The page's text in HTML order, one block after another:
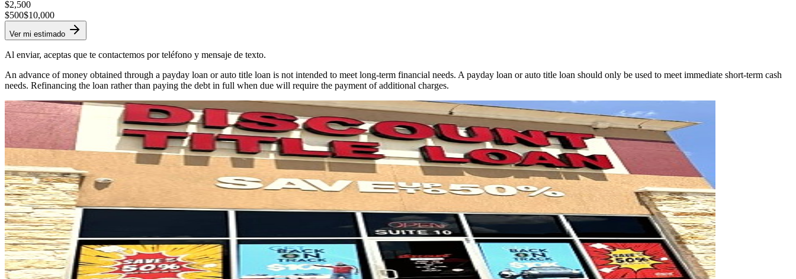
$2,500
$500$10,000
Ver mi estimado
Al enviar, aceptas que te contactemos por teléfono y mensaje de texto.
An advance of money obtained through a payday loan or auto title loan is not intended to meet long-term financial needs. A payday loan or auto title loan should only be used to meet immediate short-term cash
needs. Refinancing the loan rather than paying the debt in full when due will require the payment of additional charges.